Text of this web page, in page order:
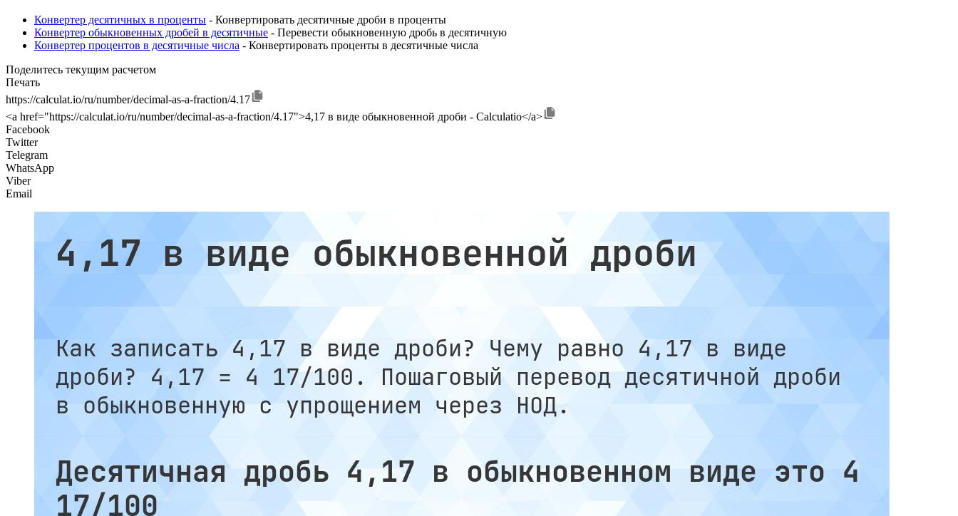
Конвертер десятичных в проценты - Конвертировать десятичные дроби в проценты
Конвертер обыкновенных дробей в десятичные - Перевести обыкновенную дробь в десятичную
Конвертер процентов в десятичные числа - Конвертировать проценты в десятичные числа
Поделитесь текущим расчетом
Печать
https://calculat.io/ru/number/decimal-as-a-fraction/4.17
<a href="https://calculat.io/ru/number/decimal-as-a-fraction/4.17">4,17 в виде обыкновенной дроби - Calculatio</a>
Facebook
Twitter
Telegram
WhatsApp
Viber
Email